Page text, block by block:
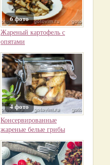
6 фото
Жареный картофель с
опятами
4 фото
Консервированные
жареные белые грибы